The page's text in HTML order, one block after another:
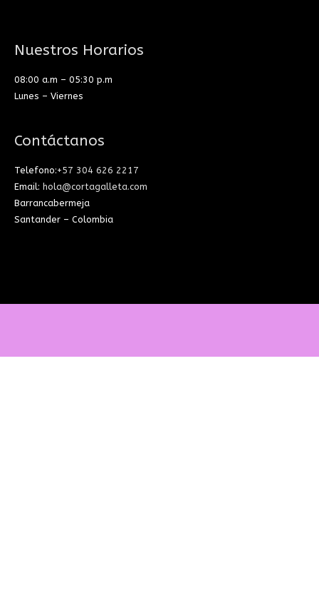
Nuestros Horarios
08:00 a.m – 05:30 p.m
Lunes – Viernes
Contáctanos
Telefono:+57 304 626 2217
Email: hola@cortagalleta.com
Barrancabermeja
Santander – Colombia